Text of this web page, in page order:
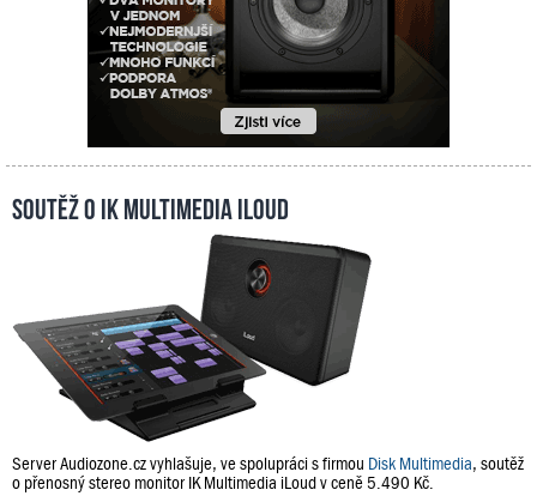
Soutěž o IK Multimedia iLoud
Server Audiozone.cz vyhlašuje, ve spolupráci s firmou Disk Multimedia, soutěž
o přenosný stereo monitor IK Multimedia iLoud v ceně 5.490 Kč.